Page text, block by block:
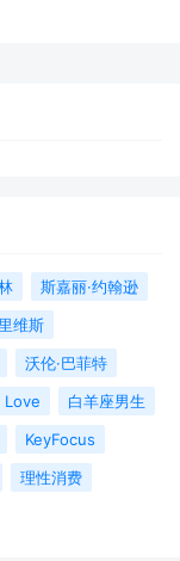
斯嘉丽·约翰逊
维斯
沃伦·巴菲特
Love
白羊座男生
KeyFocus
理性消费